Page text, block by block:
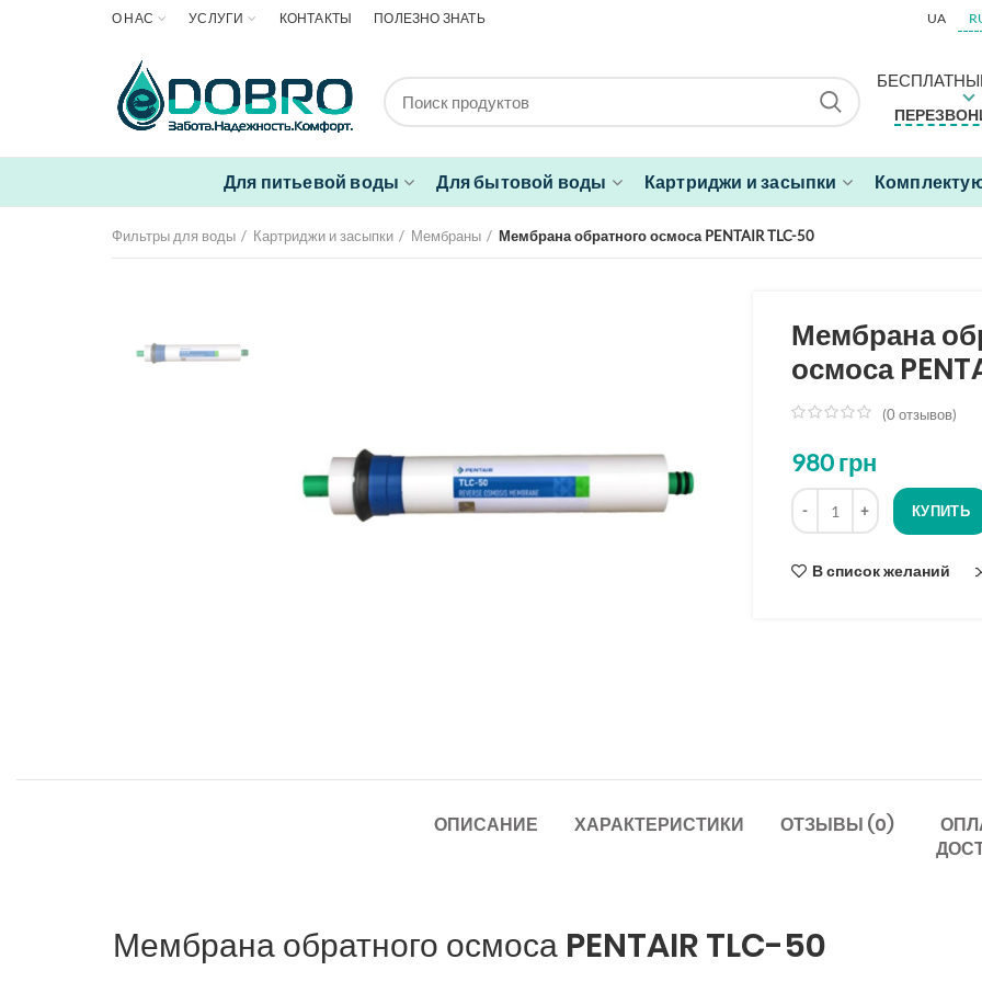
О НАС УСЛУГИ КОНТАКТЫ ПОЛЕЗНО ЗНАТЬ UA
Для питьевой воды Для бытовой воды Картриджи и засыпки
Фильтры для воды Картриджи и засыпки Мембраны Мембрана обратного осмоса PENTAIR TLC-50
Мембрана
осмоса
(0 отзывов)
980грн
Количество
КУПИТЬ
В список желаний
ОПИСАНИЕ ХАРАКТЕРИСТИКИ ОТЗЫВЫ (0)
Мембрана обратного осмоса PENTAIR TLC-50